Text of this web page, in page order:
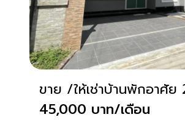
ขาย /ให้เช่าบ้านพักอาศั
45,000 บาท/เดือน